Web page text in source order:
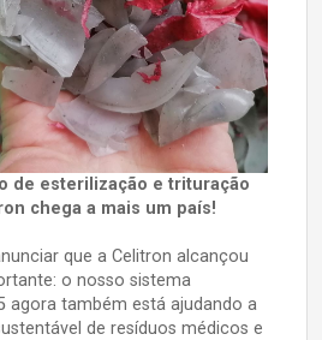
de esterilização e trituração
chega a mais um país!
que a Celitron alcançou
o nosso sistema
agora também está ajudando a
de resíduos médicos e